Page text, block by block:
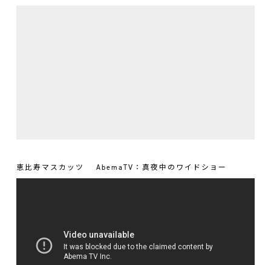
恵比寿マスカッツ AbemaTV：真夜中のワイドショー